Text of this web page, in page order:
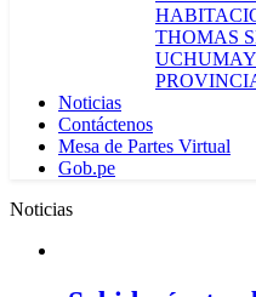
THOMAS
Noticias
Contáctenos
Mesa de Partes Virtual
Gob.pe
Noticias